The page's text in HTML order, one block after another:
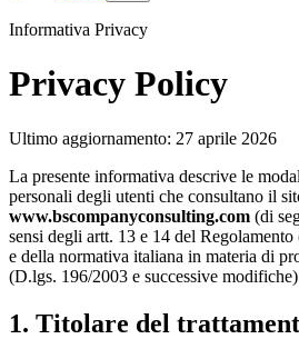
Informativa Privacy
Privacy Policy
Ultimo aggiornamento: 27 aprile 2026
La presente informativa descrive le
personali degli utenti che consultano il
www.bscompanyconsulting.com (di
sensi degli artt. 13 e 14 del
e della normativa italiana in materia di
(D.lgs. 196/2003 e successive
1. Titolare del